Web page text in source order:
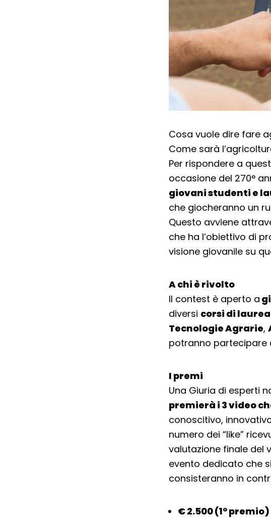
Cosa vuole dire fare
Come sarà
Per rispondere a
occasione del 270°
giovani studenti e
che giocheranno un
Questo avviene
che ha l’obiettivo di
visione giovanile su
A chi è rivolto
Il contest è aperto a
diversi corsi di laurea
Tecnologie Agrarie,
potranno partecipare
I premi
Una Giuria di esperti
premierà i 3 video
conoscitivo,
numero dei “like”
valutazione finale del
evento dedicato che
consisteranno in
€ 2.500 (1° premio)